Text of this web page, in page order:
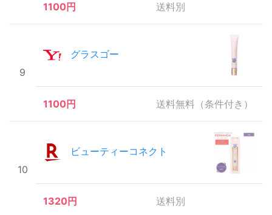
1100円 送料別
9
グラスゴー
1100円 送料無料（条件付き）
10
ビューティーコネクト
1320円 送料別